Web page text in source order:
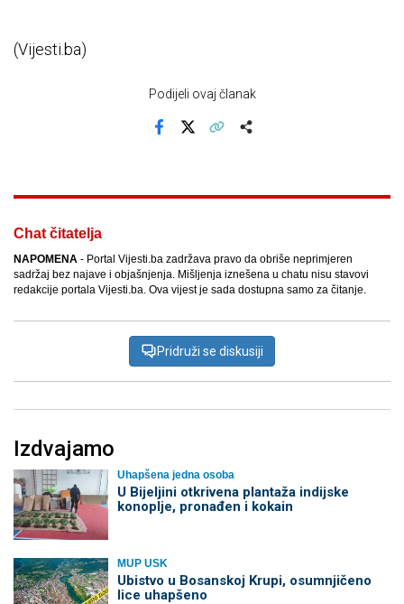
(Vijesti.ba)
Podijeli ovaj članak
Chat čitatelja
NAPOMENA - Portal Vijesti.ba zadržava pravo da obriše neprimjeren
sadržaj bez najave i objašnjenja. Mišljenja iznešena u chatu nisu stavovi
redakcije portala Vijesti.ba. Ova vijest je sada dostupna samo za čitanje.
Pridruži se diskusiji
Izdvajamo
Uhapšena jedna osoba
​U Bijeljini otkrivena plantaža indijske
konoplje, pronađen i kokain
MUP USK
Ubistvo u Bosanskoj Krupi, osumnjičeno
lice uhapšeno